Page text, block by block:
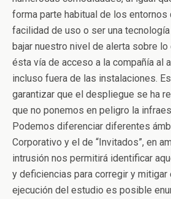
forma parte habitual de los entornos
facilidad de uso o ser una
bajar nuestro nivel de alerta sobre
ésta vía de acceso a la compañía al
incluso fuera de las instalaciones.
garantizar que el despliegue se ha
que no ponemos en peligro la
Podemos diferenciar diferentes
Corporativo y el de “Invitados”, en
intrusión nos permitirá identificar
y deficiencias para corregir y mitigar
ejecución del estudio es posible